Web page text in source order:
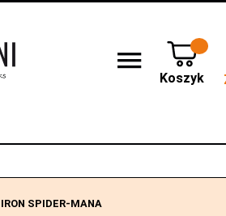
Koszyk
SPIDER-MANA